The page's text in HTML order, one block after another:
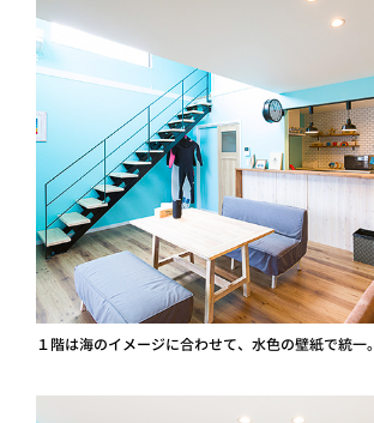
１階は海のイメージに合わせて、水色の壁紙で統一。